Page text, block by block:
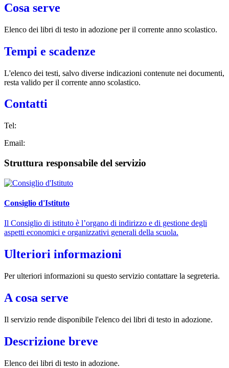
Cosa serve
Elenco dei libri di testo in adozione per il corrente anno scolastico.
Tempi e scadenze
L'elenco dei testi, salvo diverse indicazioni contenute nei documenti,
resta valido per il corrente anno scolastico.
Contatti
Tel:
Email:
Struttura responsabile del servizio
Consiglio d'Istituto
Il Consiglio di istituto è l’organo di indirizzo e di gestione degli
aspetti economici e organizzativi generali della scuola.
Ulteriori informazioni
Per ulteriori informazioni su questo servizio contattare la segreteria.
A cosa serve
Il servizio rende disponibile l'elenco dei libri di testo in adozione.
Descrizione breve
Elenco dei libri di testo in adozione.